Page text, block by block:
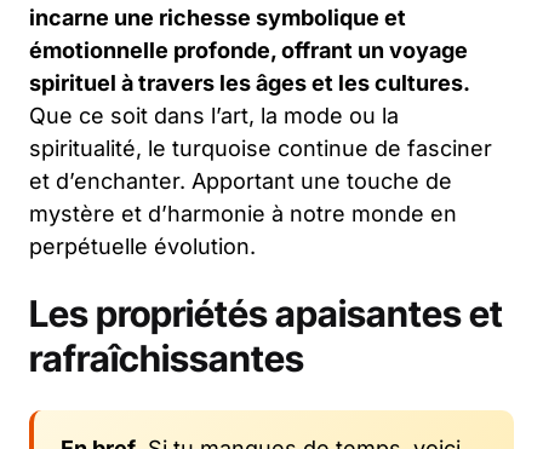
incarne une richesse symbolique et
émotionnelle profonde, offrant un voyage
spirituel à travers les âges et les cultures.
Que ce soit dans l’art, la mode ou la
spiritualité, le turquoise continue de fasciner
et d’enchanter. Apportant une touche de
mystère et d’harmonie à notre monde en
perpétuelle évolution.
Les propriétés apaisantes et
rafraîchissantes